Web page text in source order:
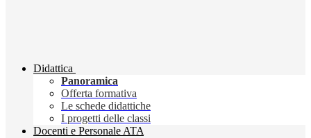
Didattica
Panoramica
Offerta formativa
Le schede didattiche
I progetti delle classi
Docenti e Personale ATA